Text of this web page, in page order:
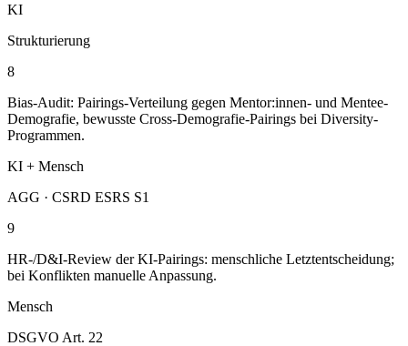
KI
Strukturierung
8
Bias-Audit: Pairings-Verteilung gegen Mentor:innen- und Mentee-
Demografie, bewusste Cross-Demografie-Pairings bei Diversity-
Programmen.
KI + Mensch
AGG · CSRD ESRS S1
9
HR-/D&I-Review der KI-Pairings: menschliche Letztentscheidung;
bei Konflikten manuelle Anpassung.
Mensch
DSGVO Art. 22